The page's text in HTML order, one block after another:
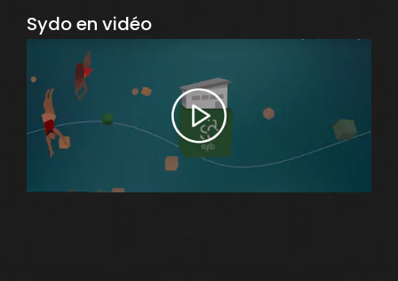
Sydo en vidéo